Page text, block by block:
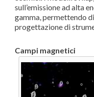
sull’emissione ad alta
gamma, permettendo
progettazione di
Campi magnetici